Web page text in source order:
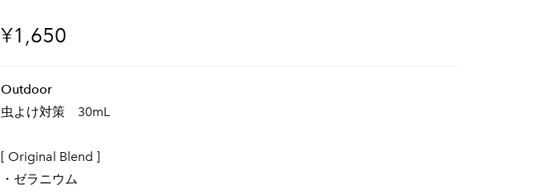
¥1,650
Outdoor
虫よけ対策 30mL
[ Original Blend ]
・ゼラニウム